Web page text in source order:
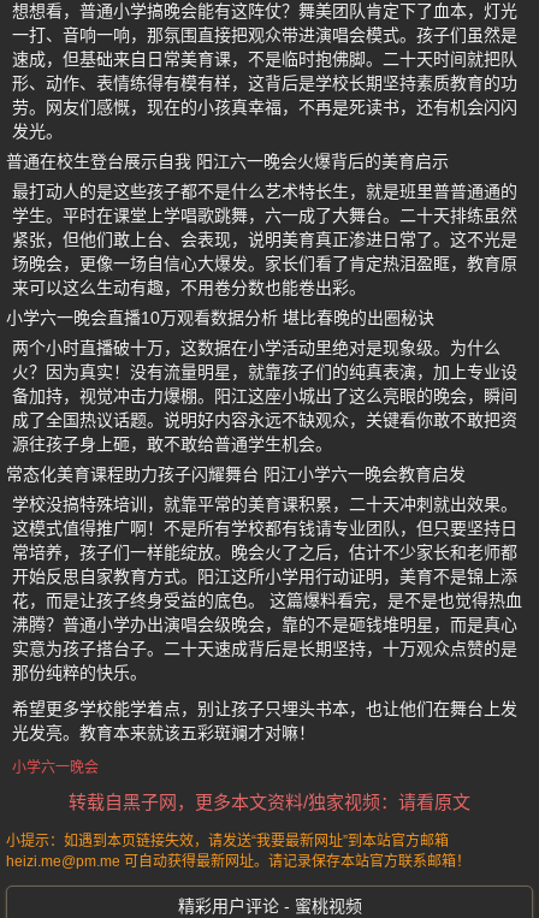
想想看，普通小学搞晚会能有这阵仗？舞美团队肯定下了血本，灯光
一打、音响一响，那氛围直接把观众带进演唱会模式。孩子们虽然是
速成，但基础来自日常美育课，不是临时抱佛脚。二十天时间就把队
形、动作、表情练得有模有样，这背后是学校长期坚持素质教育的功
劳。网友们感慨，现在的小孩真幸福，不再是死读书，还有机会闪闪
发光。
普通在校生登台展示自我 阳江六一晚会火爆背后的美育启示
最打动人的是这些孩子都不是什么艺术特长生，就是班里普普通通的
学生。平时在课堂上学唱歌跳舞，六一成了大舞台。二十天排练虽然
紧张，但他们敢上台、会表现，说明美育真正渗进日常了。这不光是
场晚会，更像一场自信心大爆发。家长们看了肯定热泪盈眶，教育原
来可以这么生动有趣，不用卷分数也能卷出彩。
小学六一晚会直播10万观看数据分析 堪比春晚的出圈秘诀
两个小时直播破十万，这数据在小学活动里绝对是现象级。为什么
火？因为真实！没有流量明星，就靠孩子们的纯真表演，加上专业设
备加持，视觉冲击力爆棚。阳江这座小城出了这么亮眼的晚会，瞬间
成了全国热议话题。说明好内容永远不缺观众，关键看你敢不敢把资
源往孩子身上砸，敢不敢给普通学生机会。
常态化美育课程助力孩子闪耀舞台 阳江小学六一晚会教育启发
学校没搞特殊培训，就靠平常的美育课积累，二十天冲刺就出效果。
这模式值得推广啊！不是所有学校都有钱请专业团队，但只要坚持日
常培养，孩子们一样能绽放。晚会火了之后，估计不少家长和老师都
开始反思自家教育方式。阳江这所小学用行动证明，美育不是锦上添
花，而是让孩子终身受益的底色。 这篇爆料看完，是不是也觉得热血
沸腾？普通小学办出演唱会级晚会，靠的不是砸钱堆明星，而是真心
实意为孩子搭台子。二十天速成背后是长期坚持，十万观众点赞的是
那份纯粹的快乐。
希望更多学校能学着点，别让孩子只埋头书本，也让他们在舞台上发
光发亮。教育本来就该五彩斑斓才对嘛！
小学六一晚会
转载自黑子网，更多本文资料/独家视频：请看原文
小提示：如遇到本页链接失效，请发送“我要最新网址”到本站官方邮箱
heizi.me@pm.me 可自动获得最新网址。请记录保存本站官方联系邮箱！
精彩用户评论 - 蜜桃视频